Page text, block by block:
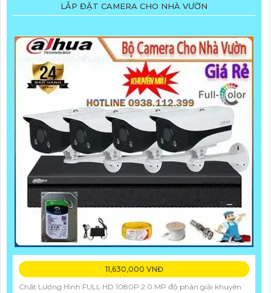
LẮP ĐẶT CAMERA CHO NHÀ VƯỜN
11,630,000 VNĐ
Chất Lượng Hình FULL HD 1080P 2.0 MP độ phân giải khuyên